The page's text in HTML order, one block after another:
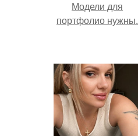
Модели для
портфолио нужны.